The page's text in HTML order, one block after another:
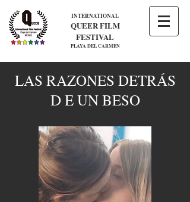
INTERNATIONAL
QUEER FILM
FESTIVAL
PLAYA DEL CARMEN
LAS RAZONES DETRÁS
D E UN BESO